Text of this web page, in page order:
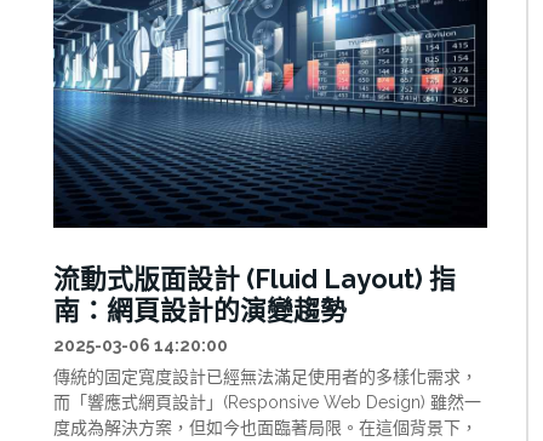
流動式版面設計 (Fluid Layout) 指
南：網頁設計的演變趨勢
2025-03-06 14:20:00
傳統的固定寬度設計已經無法滿足使用者的多樣化需求，
而「響應式網頁設計」(Responsive Web Design) 雖然一
度成為解決方案，但如今也面臨著局限。在這個背景下，